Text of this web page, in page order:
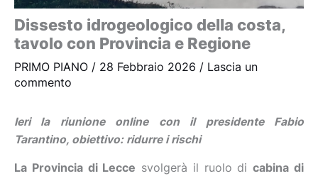
Dissesto idrogeologico della costa,
tavolo con Provincia e Regione
PRIMO PIANO / 28 Febbraio 2026 / Lascia un
commento
Ieri la riunione online con il presidente Fabio
Tarantino, obiettivo: ridurre i rischi
La Provincia di Lecce svolgerà il ruolo dicabina di